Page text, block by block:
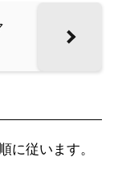
に従います。